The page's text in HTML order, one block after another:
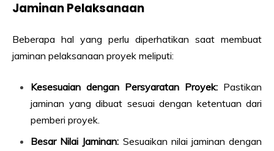
Jaminan Pelaksanaan
Beberapa hal yang perlu diperhatikan saat membuat
jaminan pelaksanaan proyek meliputi:
Kesesuaian dengan Persyaratan Proyek: Pastikan
jaminan yang dibuat sesuai dengan ketentuan dari
pemberi proyek.
Besar Nilai Jaminan: Sesuaikan nilai jaminan dengan